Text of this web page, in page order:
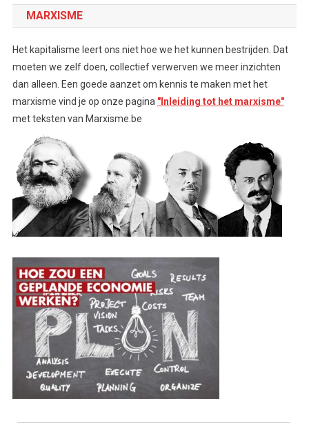
MARXISME
Het kapitalisme leert ons niet hoe we het kunnen bestrijden. Dat
moeten we zelf doen, collectief verwerven we meer inzichten
dan alleen. Een goede aanzet om kennis te maken met het
marxisme vind je op onze pagina "Inleiding tot het marxisme"
met teksten van Marxisme.be